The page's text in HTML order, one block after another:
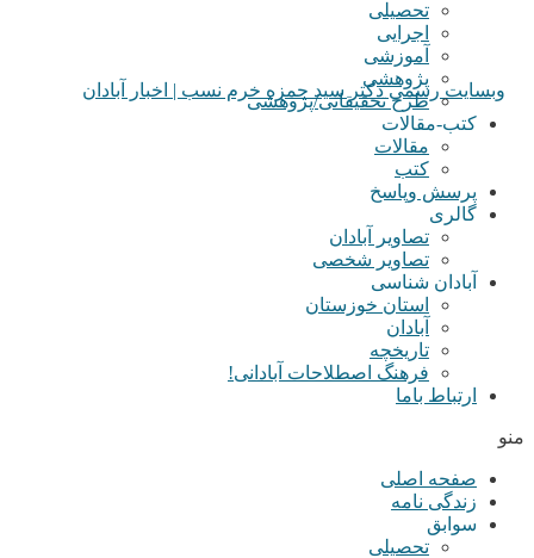
تحصیلی
اجرایی
آموزشی
پژوهشی
طرح تحقیقاتی/پژوهشی
کتب-مقالات
مقالات
کتب
پرسش وپاسخ
گالری
تصاویر آبادان
تصاویر شخصی
آبادان شناسی
استان خوزستان
آبادان
تاریخچه
فرهنگ اصطلاحات آبادانی!
ارتباط باما
منو
صفحه اصلی
زندگی نامه
سوابق
تحصیلی